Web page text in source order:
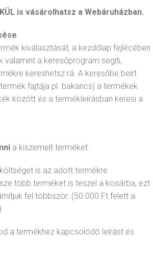
is vásárolhatsz a Webáruházban.
kiválasztását, a kezdőlap fejlécében
valamint a keresőprogram segíti,
kereshetsz rá. A keresőbe beírt
fajtája pl. bakancs) a termékek
között és a termékleírásban keresi a
a kiszemelt terméket.
is az adott termékre
több terméket is teszel a kosárba, ezt
fel többször. (50.000 Ft felett a
a termékhez kapcsolódó leírást és